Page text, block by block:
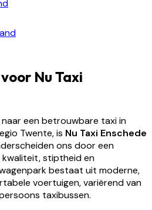
Nu Taxi
een betrouwbare taxi in
Twente, is Nu Taxi Enschede
ons door een
stiptheid en
bestaat uit moderne,
voertuigen, variërend van
taxibussen.